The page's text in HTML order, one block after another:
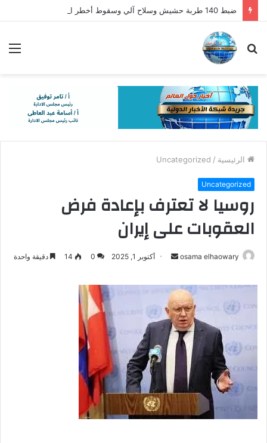
بحث
الرئيسية /
Uncategorized
Uncategorized
روسيا لا تعترف بإعادة فرض
العقوبات على إيران
osama elhaowary
أرسل
إلكترونيا
أكتوبر 1, 2025 0
14 دقيقة واحدة